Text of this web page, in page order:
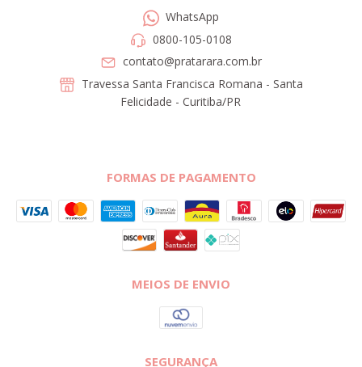
WhatsApp
0800-105-0108
contato@pratarara.com.br
Travessa Santa Francisca Romana - Santa
Felicidade - Curitiba/PR
FORMAS DE PAGAMENTO
MEIOS DE ENVIO
SEGURANÇA